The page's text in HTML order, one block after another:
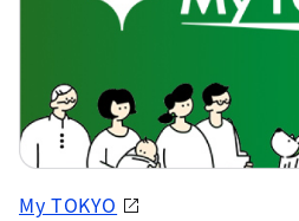
My TOKYO